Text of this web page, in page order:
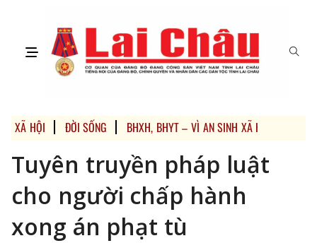
XÃ HỘI ĐỜI SỐNG BHXH, BHYT – VÌ AN SINH XÃ HỘI
Tuyên truyền pháp luật
cho người chấp hành
xong án phạt tù